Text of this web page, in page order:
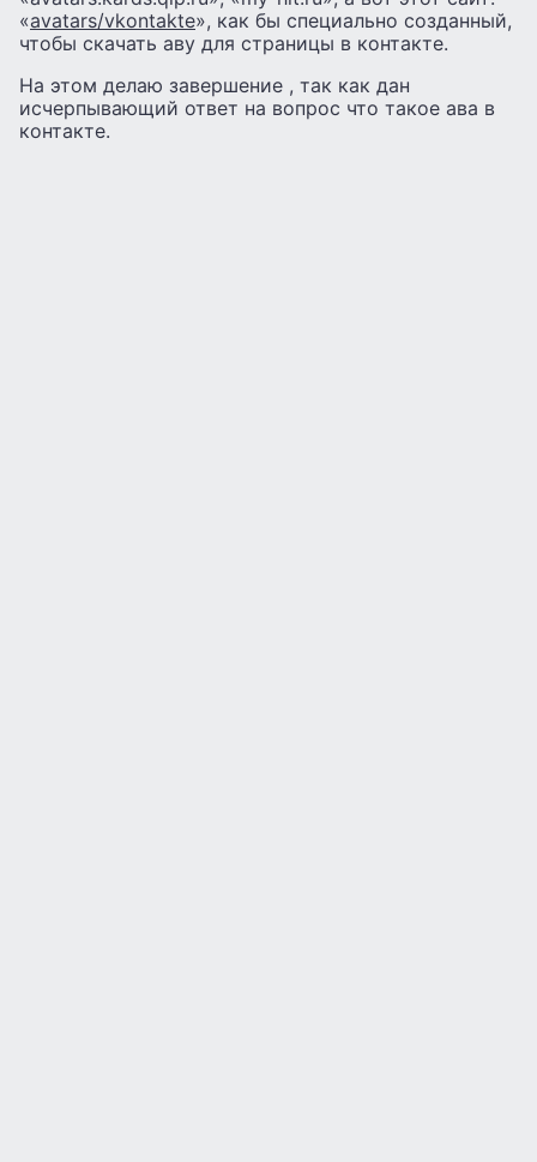
«avatars/vkontakte», как бы специально созданный,
чтобы скачать аву для страницы в контакте.
На этом делаю завершение , так как дан
исчерпывающий ответ на вопрос что такое ава в
контакте.